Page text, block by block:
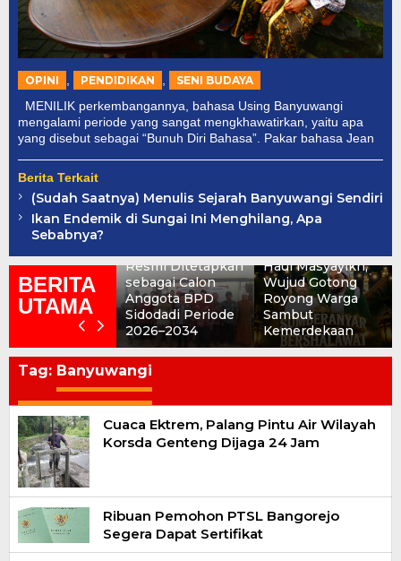
OPINI , PENDIDIKAN , SENI BUDAYA
MENILIK perkembangannya, bahasa Using Banyuwangi
mengalami periode yang sangat mengkhawatirkan, yaitu apa
yang disebut sebagai “Bunuh Diri Bahasa”. Pakar bahasa Jean
Berita Terkait
(Sudah Saatnya) Menulis Sejarah Banyuwangi Sendiri
Ikan Endemik di Sungai Ini Menghilang, Apa
Sebabnya?
BERITA
UTAMA
Resmi Ditetapkan
sebagai Calon
Anggota BPD
Sidodadi Periode
2026–2034
SUMBERANYAR
Haul Masyayikh,
Wujud Gotong
Royong Warga
Sambut
Kemerdekaan
Tag: Banyuwangi
Cuaca Ektrem, Palang Pintu Air Wilayah
Korsda Genteng Dijaga 24 Jam
Ribuan Pemohon PTSL Bangorejo
Segera Dapat Sertifikat